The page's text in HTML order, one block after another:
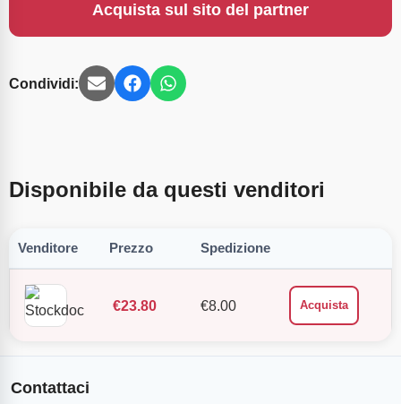
Acquista sul sito del partner
Condividi:
Disponibile da questi venditori
Venditore Prezzo Spedizione
€23.80 €8.00 Acquista
Contattaci